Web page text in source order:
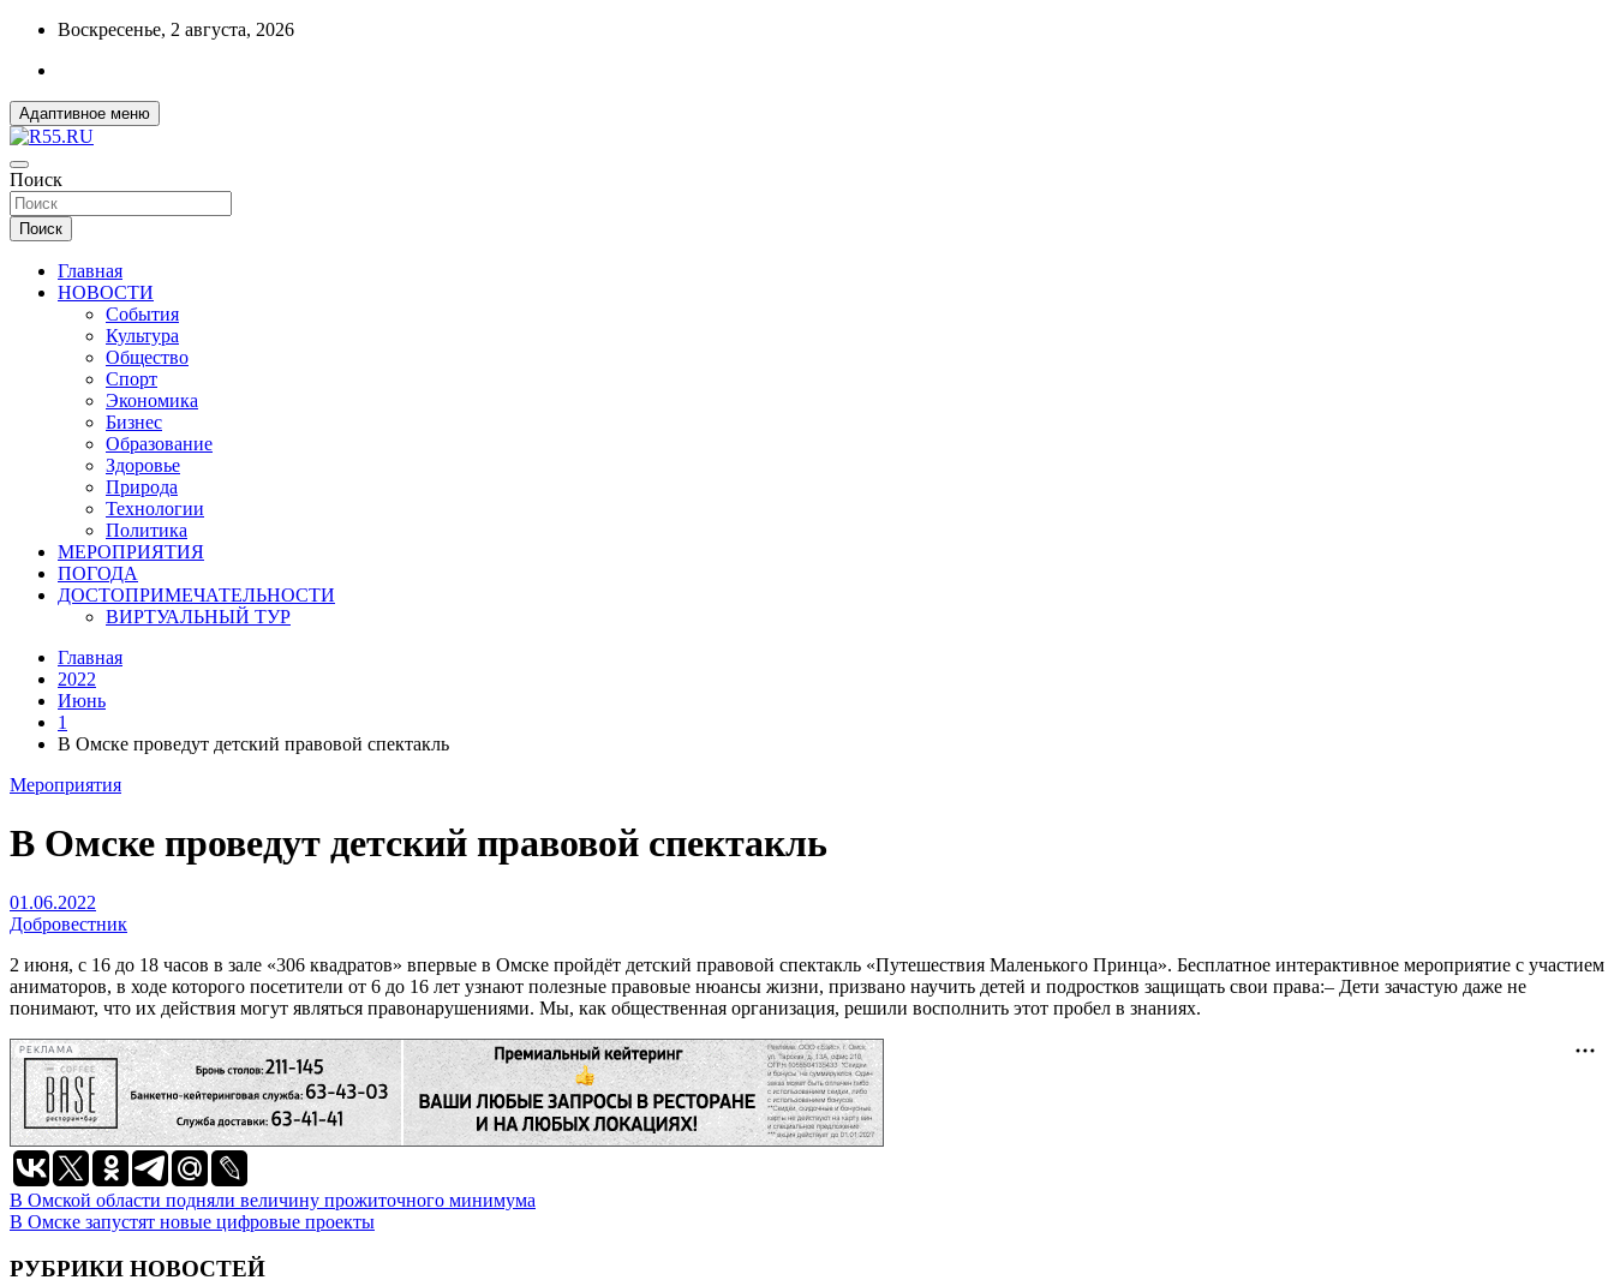
Перейти
содержимому
Воскресенье, 2 августа, 2026
Адаптивное меню
R55.RU
ДОБРЫЕ ВЕСТИ ИЗ ОМСКА
Поиск
Поиск
Главная
НОВОСТИ
События
Культура
Общество
Спорт
Экономика
Бизнес
Образование
Здоровье
Природа
Технологии
Политика
МЕРОПРИЯТИЯ
ПОГОДА
ДОСТОПРИМЕЧАТЕЛЬНОСТИ
ВИРТУАЛЬНЫЙ ТУР
Главная
2022
Июнь
1
В Омске проведут детский правовой спектакль
Мероприятия
В Омске проведут детский правовой спектакль
01.06.2022
Добровестник
2 июня, с 16 до 18 часов в зале «306 квадратов» впервые в Омске пройдёт детский правовой спектакль «Путешествия Маленького Принца». Бесплатное интерактивное мероприятие с участием
аниматоров, в ходе которого посетители от 6 до 16 лет узнают полезные правовые нюансы жизни, призвано научить детей и подростков защищать свои права:– Дети зачастую даже не
понимают, что их действия могут являться правонарушениями. Мы, как общественная организация, решили восполнить этот пробел в знаниях.
РЕКЛАМА
Навигация
по
записям
В Омской области подняли величину прожиточного минимума
В Омске запустят новые цифровые проекты
РУБРИКИ НОВОСТЕЙ